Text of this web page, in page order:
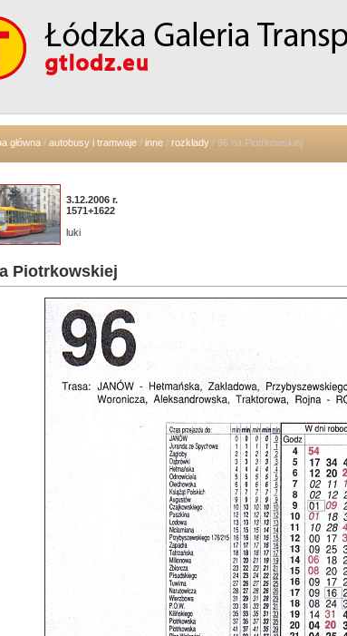
główna / autobusy i tramwaje / inne / rozkłady / 96 na Piotrkowskiej
3.12.2006 r.
1571+1622
luki
Piotrkowskiej